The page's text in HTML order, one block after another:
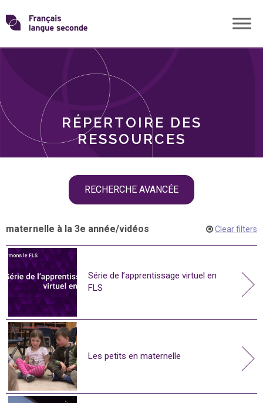
Skip
toTransformons
langue
RÉPERTOIRE DES
RESSOURCES
RECHERCHE AVANCÉE
THÈMES
maternelle à la 3e année/vidéos Clear filters
Série de l’apprentissage virtuel en
FLS
Les petits en maternelle